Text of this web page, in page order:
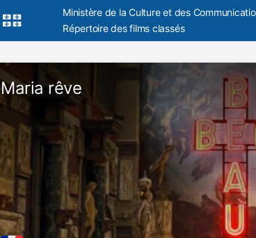
Ministère de la Culture et des
Répertoire des films classés
Maria rêve